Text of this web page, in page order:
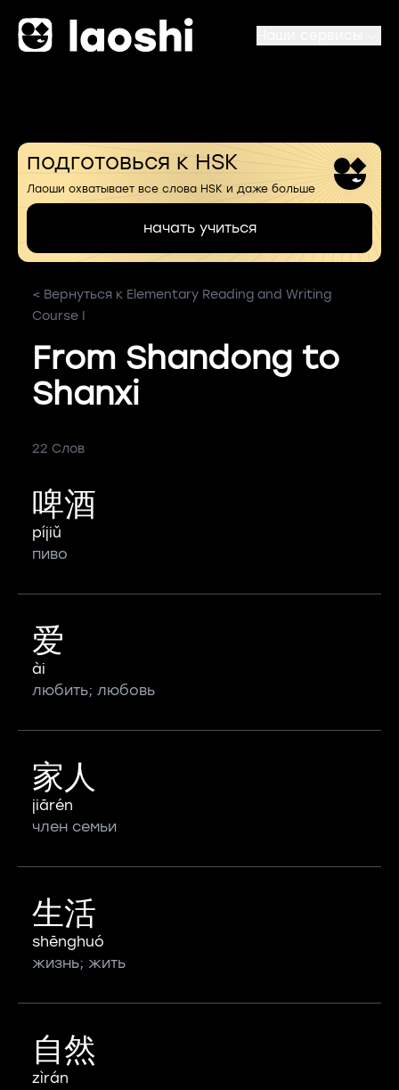
подготовься к HSK
Лаоши охватывает все слова HSK и даже больше
начать учиться
< Вернуться к Elementary Reading and Writing
Course I
From Shandong to
Shanxi
22 Слов
啤酒
píjiǔ
пиво
爱
ài
любить; любовь
家人
jiārén
член семьи
生活
shēnghuó
жизнь; жить
自然
zìrán